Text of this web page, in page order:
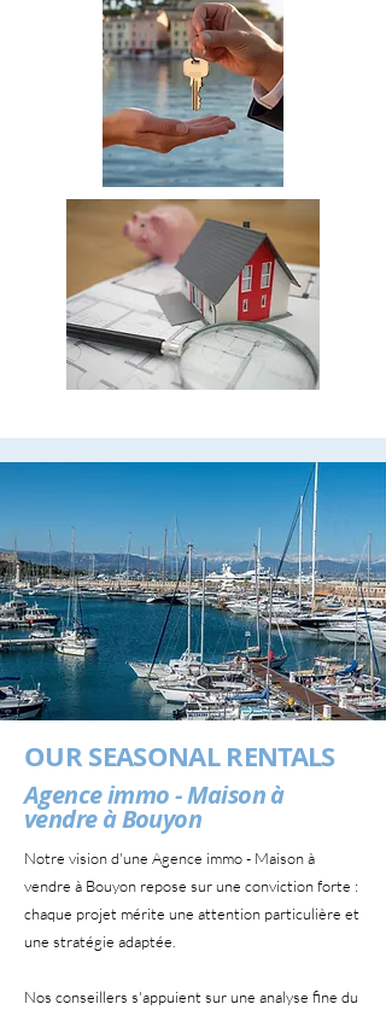
OUR SEASONAL RENTALS
Agence immo - Maison à
vendre à Bouyon
Notre vision d'une Agence immo - Maison à
vendre à Bouyon repose sur une conviction forte :
chaque projet mérite une attention particulière et
une stratégie adaptée.
Nos conseillers s'appuient sur une analyse fine du